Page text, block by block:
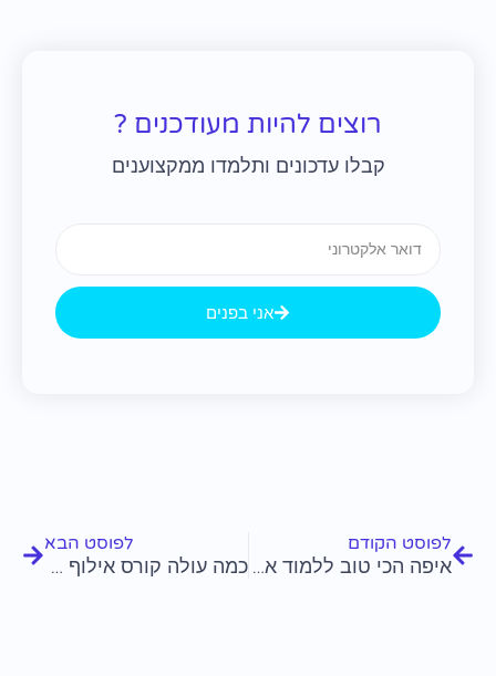
רוצים להיות מעודכנים ?
קבלו עדכונים ותלמדו ממקצוענים
אני בפנים
לפוסט הקודם
איפה הכי טוב ללמוד אילוף כלבים?
לפוסט הבא
כמה עולה קורס אילוף כלבים?